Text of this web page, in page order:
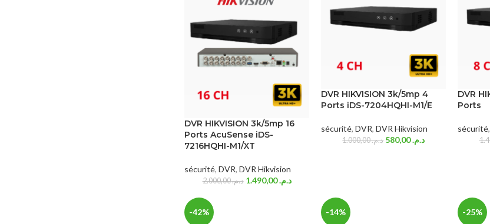
DVR HIKVISION 3k/5mp 16
Ports AcuSense iDS-
7216HQHI-M1/XT
sécurité, DVR, DVR Hikvision
د.م.2.000,00 د.م.1.490,00
DVR HIKVISION 3k/5mp 4
Ports iDS-7204HQHI-M1/E
sécurité, DVR, DVR Hikvision
د.م.1.000,00 د.م.580,00
DVR
Ports
sécurité,
-42% -14% -25%